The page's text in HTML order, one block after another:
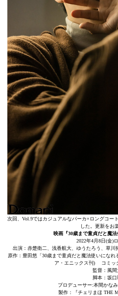
次回、Vol.9ではカジュアルなパーカ×ロングコー
した。更新をお
映画『30歳まで童貞だと魔法
2022年4月8日(金)
出演：赤楚衛二、浅香航大、ゆうたろう、草
原作：豊田悠「30歳まで童貞だと魔法使いにな
ア・エニックス刊) コミッ
監督：風間
脚本：坂口
プロデューサー:本間かな
製作：『チェリまほ THE